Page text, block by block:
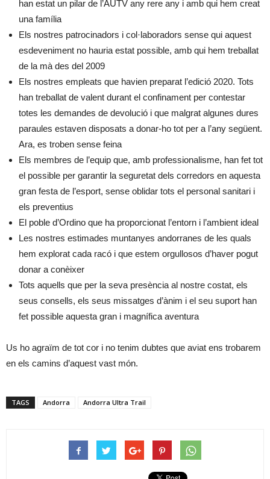
han estat un pilar de l’AUTV any rere any i amb qui hem creat
una família
Els nostres patrocinadors i col·laboradors sense qui aquest
esdeveniment no hauria estat possible, amb qui hem treballat
de la mà des del 2009
Els nostres empleats que havien preparat l’edició 2020. Tots
han treballat de valent durant el confinament per contestar
totes les demandes de devolució i que malgrat algunes dures
paraules estaven disposats a donar-ho tot per a l’any següent.
Ara, es troben sense feina
Els membres de l’equip que, amb professionalisme, han fet tot
el possible per garantir la seguretat dels corredors en aquesta
gran festa de l’esport, sense oblidar tots el personal sanitari i
els preventius
El poble d’Ordino que ha proporcionat l’entorn i l’ambient ideal
Les nostres estimades muntanyes andorranes de les quals
hem explorat cada racó i que estem orgullosos d’haver pogut
donar a conèixer
Tots aquells que per la seva presència al nostre costat, els
seus consells, els seus missatges d’ànim i el seu suport han
fet possible aquesta gran i magnífica aventura
Us ho agraïm de tot cor i no tenim dubtes que aviat ens trobarem
en els camins d’aquest vast món.
TAGS Andorra Andorra Ultra Trail